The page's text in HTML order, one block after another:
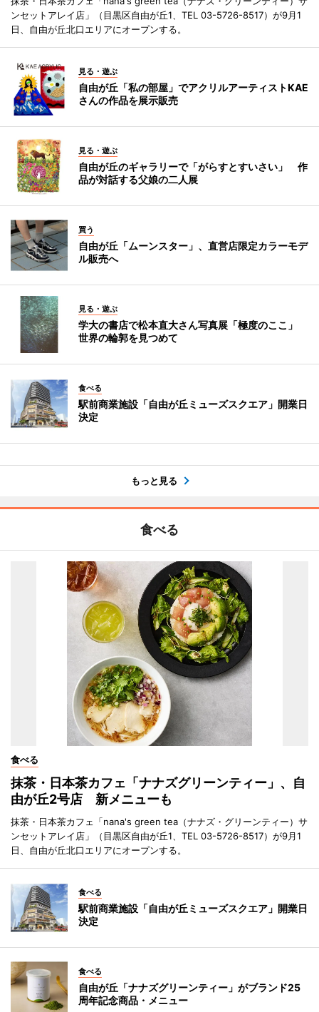
ンセットアレイ店」（目黒区自由が丘1、TEL 03-5726-8517）が9月1
日、自由が丘北口エリアにオープンする。
見る・遊ぶ
自由が丘「私の部屋」でアクリルアーティストKAE
さんの作品を展示販売
見る・遊ぶ
自由が丘のギャラリーで「がらすとすいさい」 作
品が対話する父娘の二人展
買う
自由が丘「ムーンスター」、直営店限定カラーモデ
ル販売へ
見る・遊ぶ
学大の書店で松本直大さん写真展「極度のここ」
世界の輪郭を見つめて
食べる
駅前商業施設「自由が丘ミューズスクエア」開業日
決定
もっと見る
食べる
食べる
抹茶・日本茶カフェ「ナナズグリーンティー」、自
由が丘2号店 新メニューも
抹茶・日本茶カフェ「nana's green tea（ナナズ・グリーンティー）サ
ンセットアレイ店」（目黒区自由が丘1、TEL 03-5726-8517）が9月1
日、自由が丘北口エリアにオープンする。
食べる
駅前商業施設「自由が丘ミューズスクエア」開業日
決定
食べる
自由が丘「ナナズグリーンティー」がブランド25
周年記念商品・メニュー